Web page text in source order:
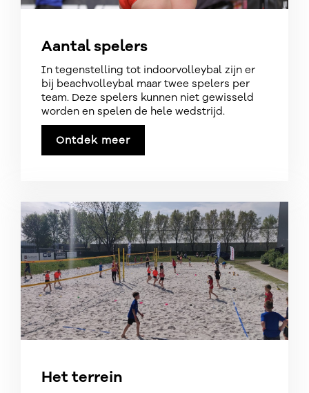
Aantal spelers
In tegenstelling tot indoorvolleybal zijn er
bij beachvolleybal maar twee spelers per
team. Deze spelers kunnen niet gewisseld
worden en spelen de hele wedstrijd.
Ontdek meer
Het terrein